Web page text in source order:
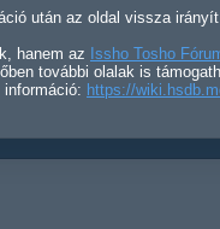
után az oldal vissza
hanem az
Issho Tosho
további olalak is
információ: https://